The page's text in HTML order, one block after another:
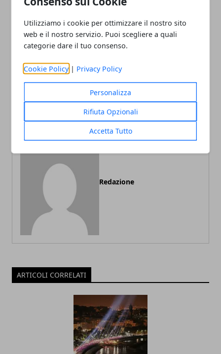
Utilizziamo i cookie per ottimizzare il nostro sito
web e il nostro servizio. Puoi scegliere a quali
categorie dare il tuo consenso.
Cookie Policy | Privacy Policy
Personalizza
Rifiuta Opzionali
Accetta Tutto
FacebookTwitterWhatsapp
Articolo Precedente
Le smagliature bianche si
possono combattere?
Articolo Successivo
Cure palliative, chi non le
presta commette un illecito
Redazione
ARTICOLI CORRELATI